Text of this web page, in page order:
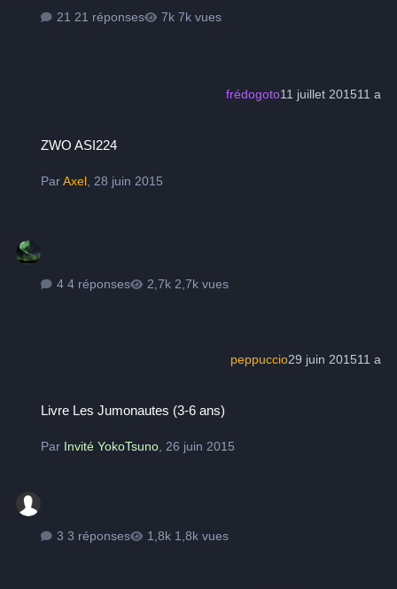
21 réponses 7k vues
frédogoto11 juillet 201511 a
ZWO ASI224
ParAxel 28 juin 2015
4 réponses 2,7k vues
peppuccio29 juin 201511 a
Livre Les Jumonautes (3-6 ans)
Par Invité YokoTsuno 26 juin 2015
3 réponses 1,8k vues